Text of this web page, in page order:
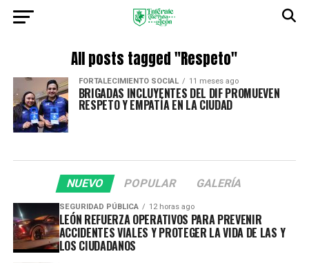
All posts tagged "Respeto"
FORTALECIMIENTO SOCIAL 11 meses ago
BRIGADAS INCLUYENTES DEL DIF PROMUEVEN
RESPETO Y EMPATÍA EN LA CIUDAD
NUEVO POPULAR GALERÍA
SEGURIDAD PÚBLICA 12 horas ago
LEÓN REFUERZA OPERATIVOS PARA PREVENIR
ACCIDENTES VIALES Y PROTEGER LA VIDA DE LAS Y
LOS CIUDADANOS